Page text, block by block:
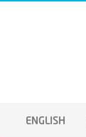
ENGLISH